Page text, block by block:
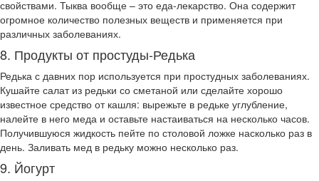
свойствами. Тыква вообще – это еда-лекарство. Она содержит
огромное количество полезных веществ и применяется при
различных заболеваниях.
8. Продукты от простуды-Редька
Редька с давних пор используется при простудных заболеваниях.
Кушайте салат из редьки со сметаной или сделайте хорошо
известное средство от кашля: вырежьте в редьке углубление,
налейте в него меда и оставьте настаиваться на несколько часов.
Получившуюся жидкость пейте по столовой ложке насколько раз в
день. Заливать мед в редьку можно несколько раз.
9. Йогурт